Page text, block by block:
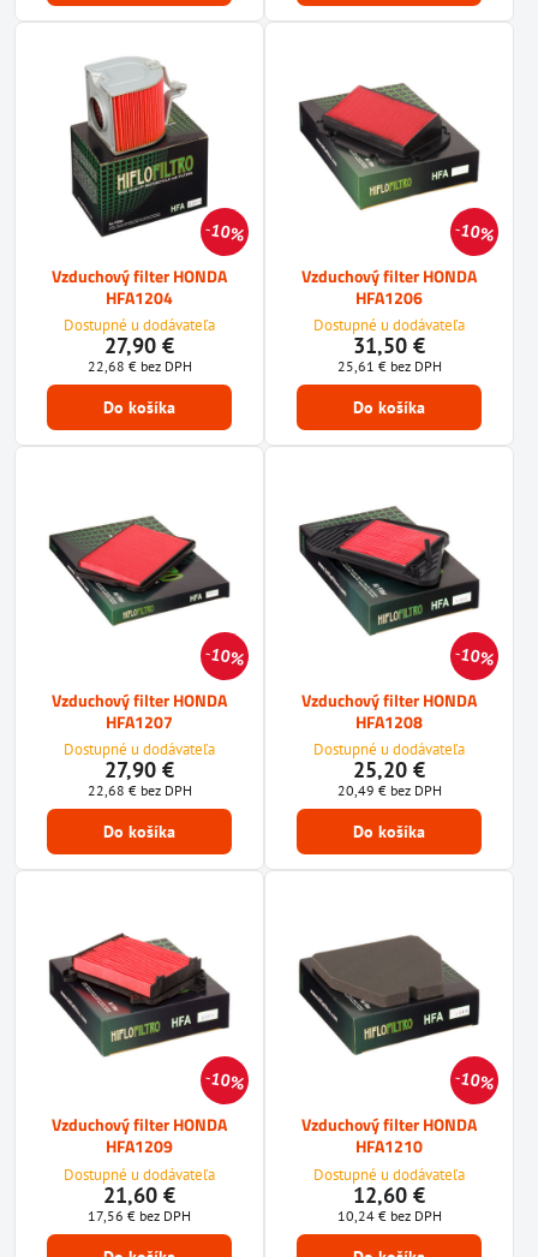
10%
Vzduchový filter HONDA
HFA1204
Dostupné u dodávateľa
27,90 €
22,68 € bez DPH
Do košíka
10%
Vzduchový filter HONDA
HFA1206
Dostupné u dodávateľa
31,50 €
25,61 € bez DPH
Do košíka
10%
Vzduchový filter HONDA
HFA1207
Dostupné u dodávateľa
27,90 €
22,68 € bez DPH
Do košíka
10%
Vzduchový filter HONDA
HFA1208
Dostupné u dodávateľa
25,20 €
20,49 € bez DPH
Do košíka
10%
Vzduchový filter HONDA
HFA1209
Dostupné u dodávateľa
21,60 €
17,56 € bez DPH
10%
Vzduchový filter HONDA
HFA1210
Dostupné u dodávateľa
12,60 €
10,24 € bez DPH